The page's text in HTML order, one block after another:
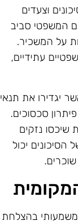
וצעדים
המשפטי סביב
על המשכיר.
עתידיים,
יגדירו את תנאי
סכסוכים.
שיכסו נזקים
הסיכונים יכול
בהצלחת